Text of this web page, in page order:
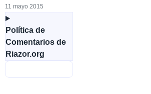
11 mayo 2015
Política de
Comentarios de
Riazor.org